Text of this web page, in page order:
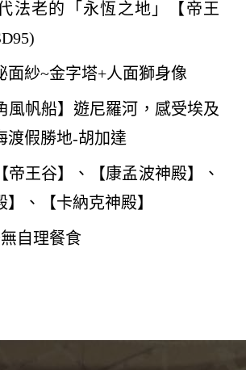
法老的「永恆之地」【帝王
面紗~金字塔+人面獅身像
風帆船】遊尼羅河，感受埃及
渡假勝地-胡加達
帝王谷】、【康孟波神殿】、
】、【卡納克神殿】
自理餐食